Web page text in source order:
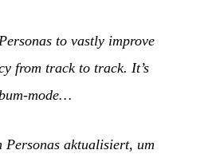
to vastly improve
from track to track. It’s
mode…
Personas aktualisiert, um